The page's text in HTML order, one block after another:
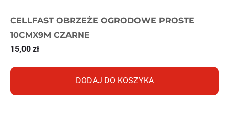
CELLFAST OBRZEŻE OGRODOWE PROSTE
10CMX9M CZARNE
15,00 zł
DODAJ DO KOSZYKA